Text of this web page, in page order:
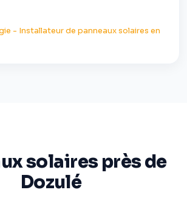
- Installateur de panneaux solaires en
solaires près de
Dozulé